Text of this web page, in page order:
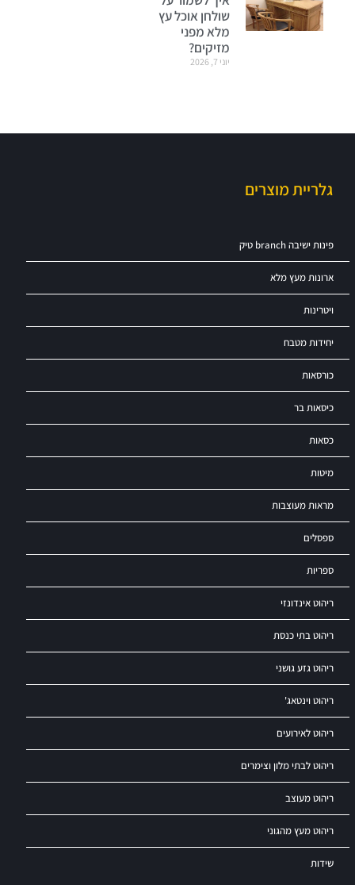
שולחן אוכל עץ
מלא מפני
מזיקים?
יוני 7, 2026
גלריית מוצרים
פינות ישיבה branch טיק
ארונות מעץ מלא
ויטרינות
יחידות מטבח
כורסאות
כיסאות בר
כסאות
מיטות
מראות מעוצבות
ספסלים
ספריות
ריהוט אינדונזי
ריהוט בתי כנסת
ריהוט גזע גושני
ריהוט וינטאג'
ריהוט לאירועים
ריהוט לבתי מלון וצימרים
ריהוט מעוצב
ריהוט מעץ מהגוני
שידות